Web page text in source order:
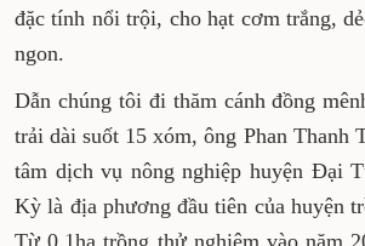
đặc tính nổi trội, cho hạt cơm trắng,
ngon.
Dẫn chúng tôi đi thăm cánh đồng
trải dài suốt 15 xóm, ông Phan Thanh
tâm dịch vụ nông nghiệp huyện Đại
Kỳ là địa phương đầu tiên của huyện
Từ 0,1ha trồng thử nghiệm vào năm